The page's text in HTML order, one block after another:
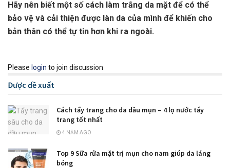
Hãy nên biết một số cách làm trắng da mặt để có thể
bảo vệ và cải thiện được làn da của mình để khiến cho
bản thân có thể tự tin hơn khi ra ngoài.
Please login to join discussion
Được đề xuất
Cách tẩy trang cho da dầu mụn – 4 lọ nước tẩy
trang tốt nhất
4 NĂM AGO
Top 9 Sữa rửa mặt trị mụn cho nam giúp da láng
bóng